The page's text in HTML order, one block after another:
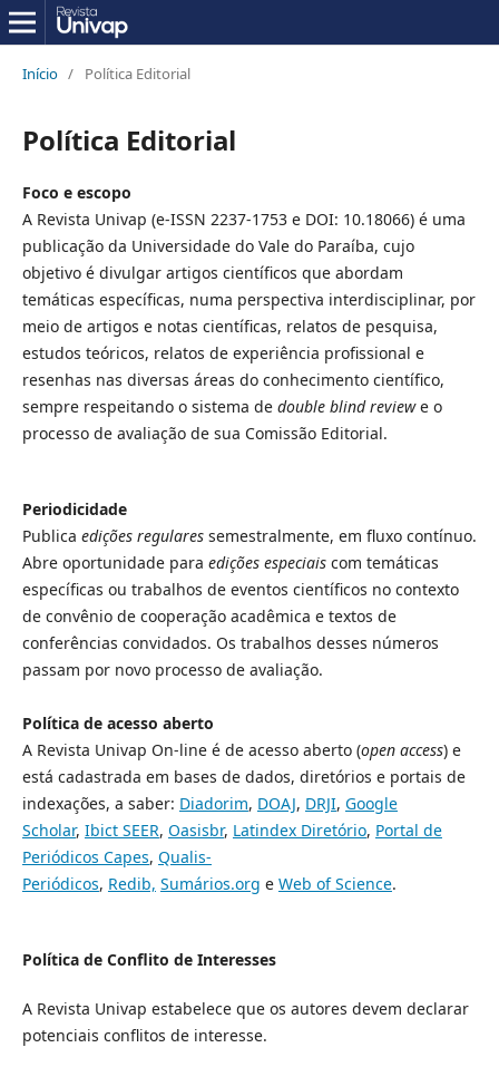
Início / Política Editorial
Política Editorial
Foco e escopo
A Revista Univap (e-ISSN 2237-1753 e DOI: 10.18066) é uma
publicação da Universidade do Vale do Paraíba, cujo
objetivo é divulgar artigos científicos que abordam
temáticas específicas, numa perspectiva interdisciplinar, por
meio de artigos e notas científicas, relatos de pesquisa,
estudos teóricos, relatos de experiência profissional e
resenhas nas diversas áreas do conhecimento científico,
sempre respeitando o sistema de double blind reviewe o
processo de avaliação de sua Comissão Editorial.
Periodicidade
Publica edições regularessemestralmente, em fluxo contínuo.
Abre oportunidade para edições especiaiscom temáticas
específicas ou trabalhos de eventos científicos no contexto
de convênio de cooperação acadêmica e textos de
conferências convidados. Os trabalhos desses números
passam por novo processo de avaliação.
Política de acesso aberto
A Revista Univap On-line é de acesso aberto (open access) e
está cadastrada em bases de dados, diretórios e portais de
indexações, a saber: Diadorim, DOAJ, DRJI, Google
Scholar, Ibict SEER, Oasisbr, Latindex Diretório, Portal de
Periódicos Capes, Qualis-
Periódicos, Redib, Sumários.org e Web of Science.
Política de Conflito de Interesses
A Revista Univap estabelece que os autores devem declarar
potenciais conflitos de interesse.